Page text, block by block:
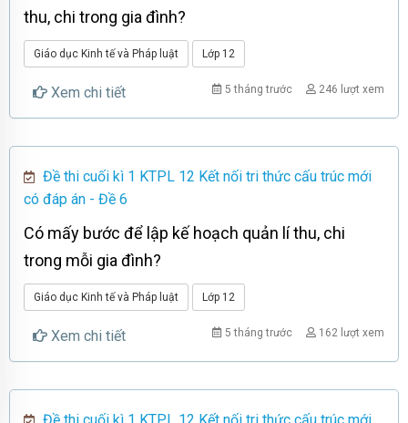
thu, chi trong gia đình?
Giáo dục Kinh tế và Pháp luật Lớp 12
Xem chi tiết 246 lượt xem
5 tháng trước
Đề thi cuối kì 1 KTPL 12 Kết nối tri thức cấu trúc mới
có đáp án - Đề 6
Có mấy bước để lập kế hoạch quản lí thu, chi
trong mỗi gia đình?
Giáo dục Kinh tế và Pháp luật Lớp 12
Xem chi tiết 162 lượt xem
5 tháng trước